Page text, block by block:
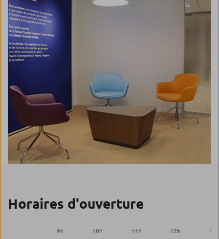
Horaires d'ouverture
9h 10h 11 h 12h 13